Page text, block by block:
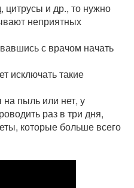
цитрусы и др., то нужно
неприятных
с врачом начать
исключать такие
пыль или нет, у
раз в три дня,
которые больше всего